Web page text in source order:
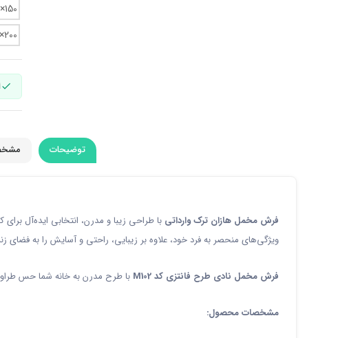
150×80 (پادری بزرگ)
200×100 (دو متری)
توضیحات
فرش مخمل هازان ترک وارداتی با طراحی زیبا و مدرن، انتخابی ایده‌آل
ویژگی‌های منحصر به فرد خود، علاوه بر زیبایی، راحتی و آسایش را به فضای
فرش مخمل نادی طرح فانتزی کد M102 با طرح مدرن به خانه شما حس
مشخصات محصول: